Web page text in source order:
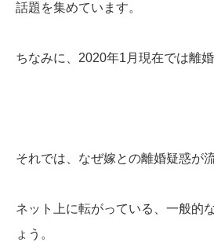
話題を集めています。
ちなみに、2020年1月現在では離
それでは、なぜ嫁との離婚疑惑が
ネット上に転がっている、一般的
ょう。